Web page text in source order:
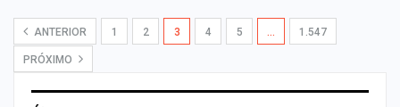
ANTERIOR 1 2 3 4 5 … 1.547
PRÓXIMO